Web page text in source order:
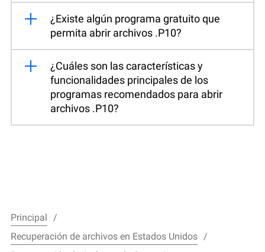
¿Existe algún programa gratuito que
permita abrir archivos .P10?
¿Cuáles son las características y
funcionalidades principales de los
programas recomendados para abrir
archivos .P10?
Principal
Recuperación de archivos en Estados Unidos